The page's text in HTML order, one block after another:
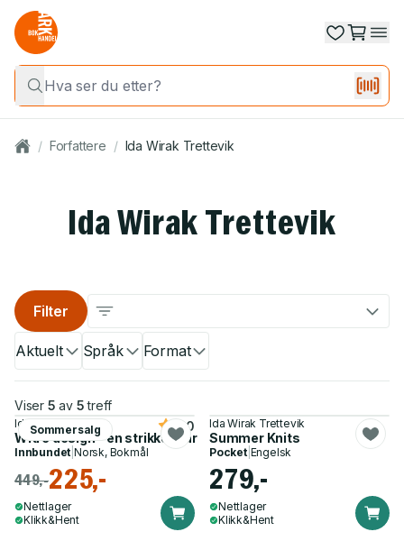
/ Forfattere / Ida Wirak Trettevik
Ida Wirak Trettevik
Aktuelt Språk Format
Filter
Viser 5 av 5 treff
Sommersalg
Ida Wirak Trettevik
Witre design - en strikkers år
5.0
Innbundet |Norsk, Bokmål
449,-225,-
Nettlager
Klikk&Hent
Ida Wirak Trettevik
Summer Knits
Pocket| Engelsk
279,-
Nettlager
Klikk&Hent